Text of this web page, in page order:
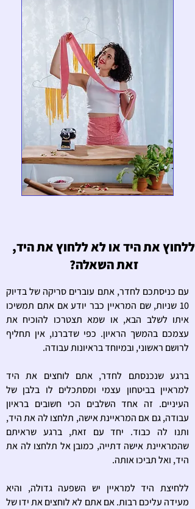
ללחוץ את היד או לא ללחוץ את היד,
זאת השאלה?
עם כניסתכם לחדר, אתם עוברים סריקה של בדיוק
10 שניות, שם המראיין כבר יודע אם אתם תמשיכו
איתו לשלב הבא, או שמא תצטרכו להוכיח את
עצמכם בהמשך הראיון. כפי שדברנו, אין תחליף
לרושם ראשוני, ובמיוחד בראיונות עבודה.
ברגע שנכנסתם לחדר, אתם לוחצים את היד
למראיין בביטחון עצמי ומסתכלים לו בלבן של
העיניים. זה אחד השלבים הכי חשובים בראיון
עבודה, גם אם המראיינת אישה, תלחצו לה את היד,
ותנו לה כבוד. יחד עם זאת, ברגע שראיתם
שהמראיינת אישה דתייה, כמובן אל תלחצו לה את
היד, ואל תביכו אותה.
ללחיצת היד למראיין יש השפעה גדולה, והיא
מעידה עליכם רבות. אם אתם לא לוחצים את ידו של